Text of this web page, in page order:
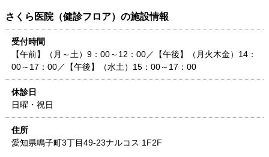
さくら医院（健診フロア） の施設情報
受付時間
【午前】（月～土）9：00～12：00／【午後】（月火木金）14：
00～17：00／【午後】（水土）15：00～17：00
休診日
日曜・祝日
住所
愛知県鳴子町3丁目49-23ナルコス 1F2F